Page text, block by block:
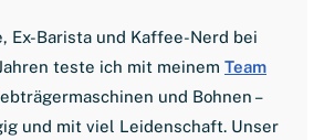
Ex-Barista und Kaffee-Nerd bei
teste ich mit meinem Team
und Bohnen –
und mit viel Leidenschaft. Unser